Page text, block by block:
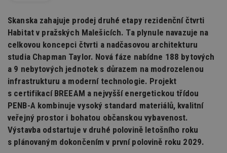
Skanska zahajuje prodej druhé etapy rezidenční čtvrti
Habitat v pražských Malešicích. Ta plynule navazuje na
celkovou koncepci čtvrti a nadčasovou architekturu
studia Chapman Taylor. Nová fáze nabídne 188 bytových
a 9 nebytových jednotek s důrazem na modrozelenou
infrastrukturu a moderní technologie. Projekt
s certifikací BREEAM a nejvyšší energetickou třídou
PENB-A kombinuje vysoký standard materiálů, kvalitní
veřejný prostor i bohatou občanskou vybavenost.
Výstavba odstartuje v druhé polovině letošního roku
s plánovaným dokončením v první polovině roku 2029.